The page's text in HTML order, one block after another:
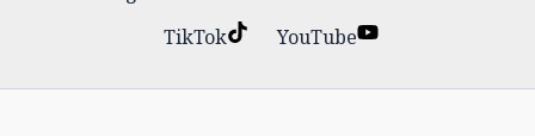
YouTube
TikTok